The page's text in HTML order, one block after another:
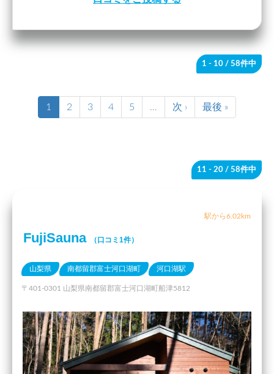
1 - 10 / 58件中
1 2 3 4 5 … 次 › 最後 »
11 - 20 / 58件中
駅から6.02km
FujiSauna （口コミ1件）
山梨県 南都留郡富士河口湖町 河口湖駅
〒401-0301 山梨県南都留郡富士河口湖町船津5812